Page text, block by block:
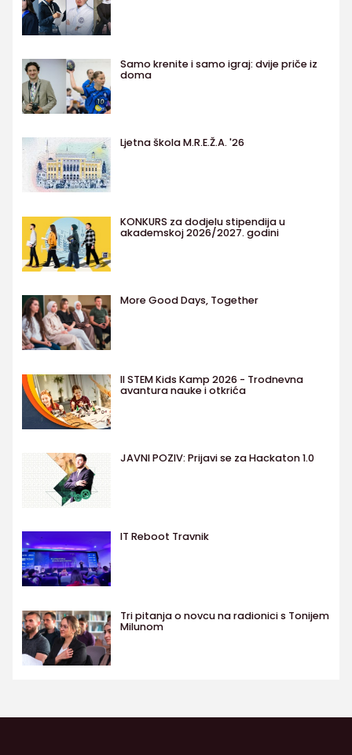
Samo krenite i samo igraj: dvije priče iz
doma
Ljetna škola M.R.E.Ž.A. '26
KONKURS za dodjelu stipendija u
akademskoj 2026/2027. godini
More Good Days, Together
II STEM Kids Kamp 2026 - Trodnevna
avantura nauke i otkrića
JAVNI POZIV: Prijavi se za Hackaton 1.0
IT Reboot Travnik
Tri pitanja o novcu na radionici s Tonijem
Milunom